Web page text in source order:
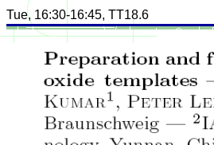
Tue, 16:30-16:45, TT18.6